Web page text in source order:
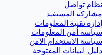
نظام تواصل
مشاركة المستفيد
إدارة تقنية المعلومات
سياسة أمن المعلومات
سياسة الاستخدام الآمن
دليل البيانات المفتوحة